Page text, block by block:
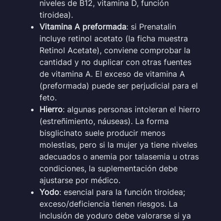
niveles de B12, vitamina D, función
tiroidea).
Vitamina A preformada: si Prenatalin
incluye retinol acetato (la ficha muestra
Retinol Acetate), conviene comprobar la
cantidad y no duplicar con otras fuentes
de vitamina A. El exceso de vitamina A
(preformada) puede ser perjudicial para el
feto.
Hierro: algunas personas intoleran el hierro
(estreñimiento, náuseas). La forma
bisglicinato suele producir menos
molestias, pero si la mujer ya tiene niveles
adecuados o anemia por talasemia u otras
condiciones, la suplementación debe
ajustarse por médico.
Yodo: esencial para la función tiroidea;
exceso/deficiencia tienen riesgos. La
inclusión de yoduro debe valorarse si ya